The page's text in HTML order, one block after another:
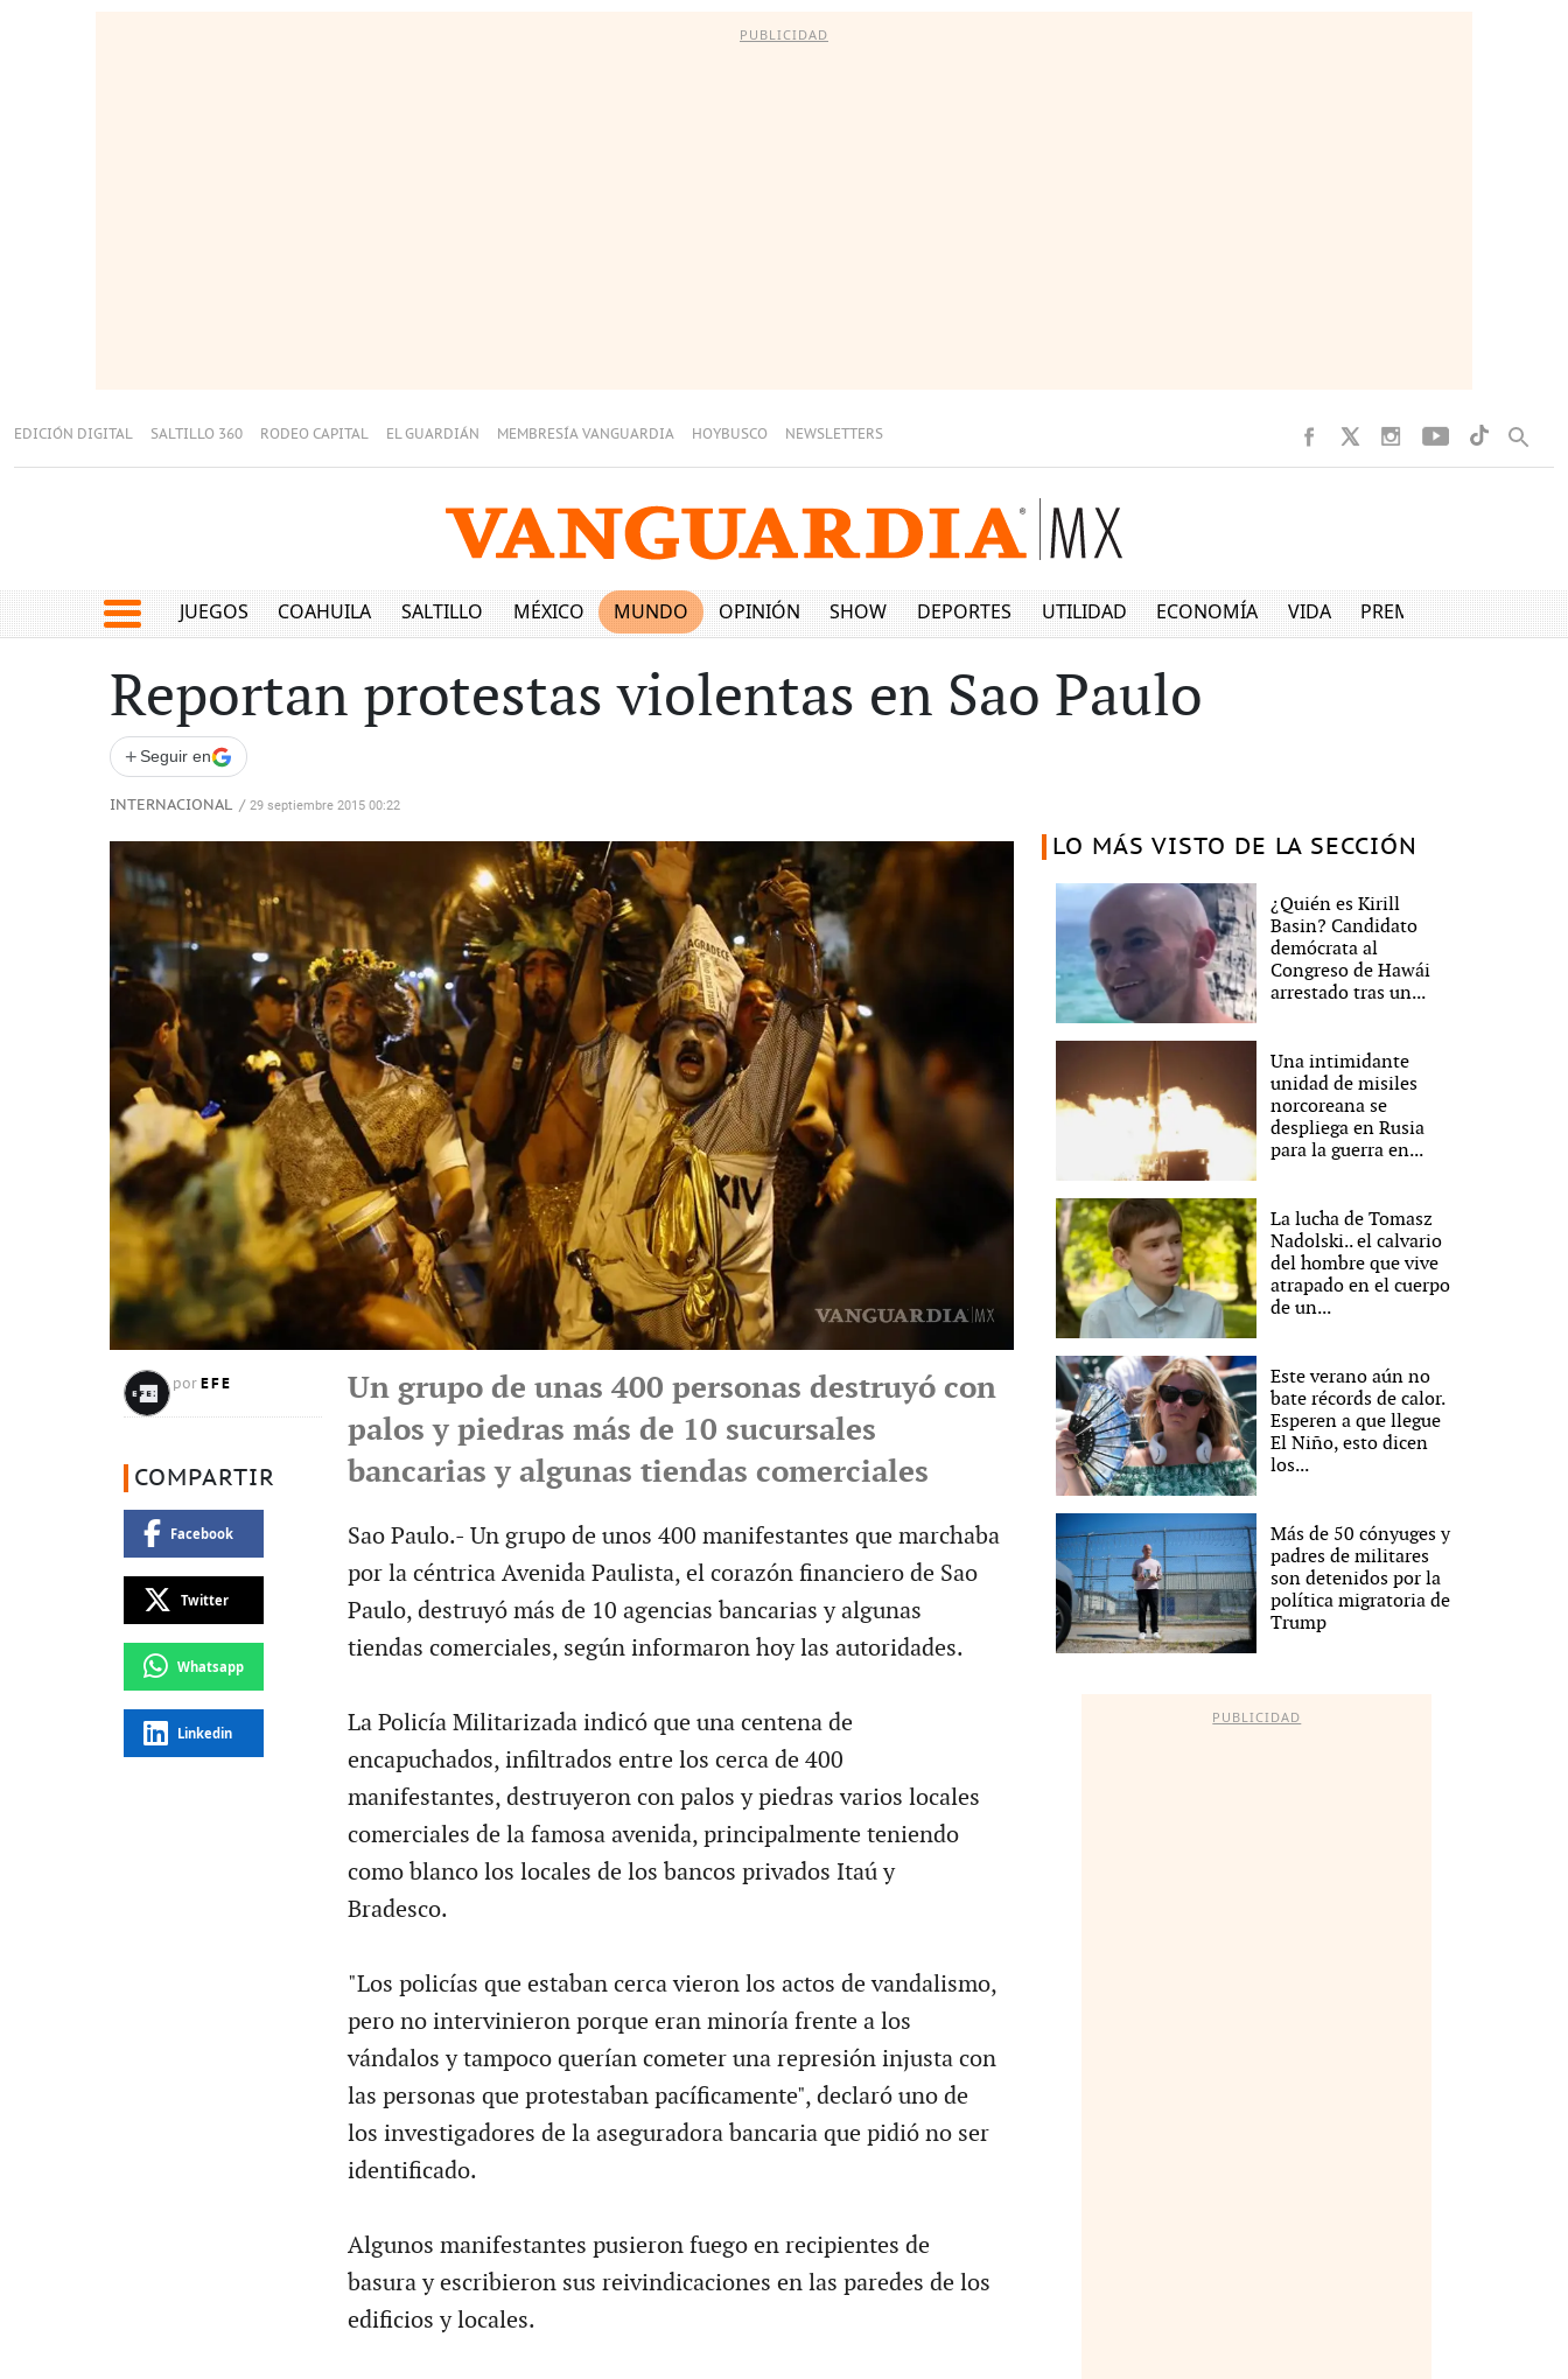
PUBLICIDAD
EDICIÓN DIGITAL SALTILLO 360 RODEO CAPITAL EL GUARDIÁN MEMBRESÍA VANGUARDIA HOYBUSCO NEWSLETTERS
JUEGOS COAHUILA SALTILLO MÉXICO MUNDO OPINIÓN SHOW DEPORTES UTILIDAD ECONOMÍA VIDA PREMIUM
Reportan protestas violentas en Sao Paulo
+ Seguir en
INTERNACIONAL / 29 septiembre 2015 00:22
por EFE
COMPARTIR
Facebook
Twitter
Whatsapp
Linkedin
Un grupo de unas 400 personas destruyó con
palos y piedras más de 10 sucursales
bancarias y algunas tiendas comerciales
Sao Paulo.- Un grupo de unos 400 manifestantes que marchaba
por la céntrica Avenida Paulista, el corazón financiero de Sao
Paulo, destruyó más de 10 agencias bancarias y algunas
tiendas comerciales, según informaron hoy las autoridades.
La Policía Militarizada indicó que una centena de
encapuchados, infiltrados entre los cerca de 400
manifestantes, destruyeron con palos y piedras varios locales
comerciales de la famosa avenida, principalmente teniendo
como blanco los locales de los bancos privados Itaú y
Bradesco.
"Los policías que estaban cerca vieron los actos de vandalismo,
pero no intervinieron porque eran minoría frente a los
vándalos y tampoco querían cometer una represión injusta con
las personas que protestaban pacíficamente", declaró uno de
los investigadores de la aseguradora bancaria que pidió no ser
identificado.
Algunos manifestantes pusieron fuego en recipientes de
basura y escribieron sus reivindicaciones en las paredes de los
edificios y locales.
LO MÁS VISTO DE LA SECCIÓN
¿Quién es Kirill
Basin? Candidato
demócrata al
Congreso de Hawái
arrestado tras un...
Una intimidante
unidad de misiles
norcoreana se
despliega en Rusia
para la guerra en...
La lucha de Tomasz
Nadolski.. el calvario
del hombre que vive
atrapado en el cuerpo
de un...
Este verano aún no
bate récords de calor.
Esperen a que llegue
El Niño, esto dicen
los...
Más de 50 cónyuges y
padres de militares
son detenidos por la
política migratoria de
Trump
PUBLICIDAD